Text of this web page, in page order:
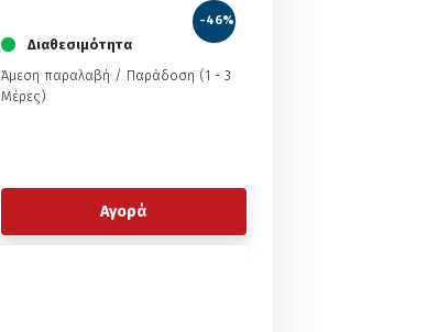
-46%
Διαθεσιμότητα
Άμεση παραλαβή / Παράδoση (1 - 3
Μέρες)
Αγορά